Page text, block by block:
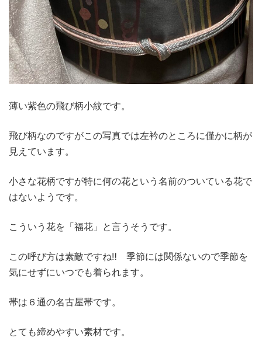
薄い紫色の飛び柄小紋です。
飛び柄なのですがこの写真では左衿のところに僅かに柄が
見えています。
小さな花柄ですが特に何の花という名前のついている花で
はないようです。
こういう花を「福花」と言うそうです。
この呼び方は素敵ですね‼ 季節には関係ないので季節を
気にせずにいつでも着られます。
帯は６通の名古屋帯です。
とても締めやすい素材です。